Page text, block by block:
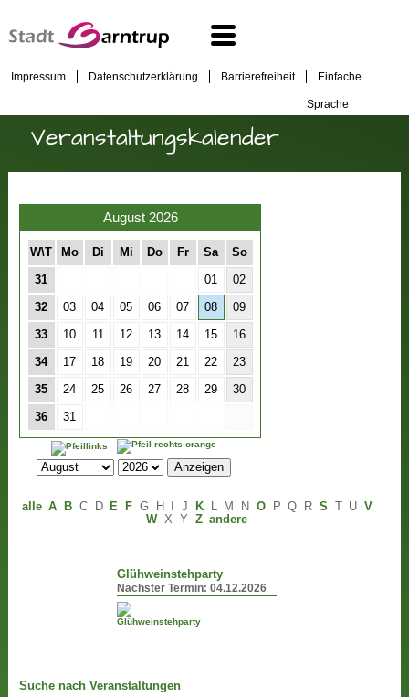
Impressum Datenschutzerklärung Barrierefreiheit Einfache
Sprache
Veranstaltungskalender
August 2026
W\T Mo Di Mi Do Fr Sa So
31 01 02
32 03 04 05 06 07 08 09
33 10 11 12 13 14 15 16
34 17 18 19 20 21 22 23
35 24 25 26 27 28 29 30
36 31
alle A B C D E F G H J K L M N O P Q R S U V
W X Y Z andere
Glühweinstehparty
Nächster Termin:04.12.2026
Suche nach Veranstaltungen